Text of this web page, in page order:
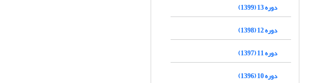
دوره 13 (1399)
دوره 12 (1398)
دوره 11 (1397)
دوره 10 (1396)